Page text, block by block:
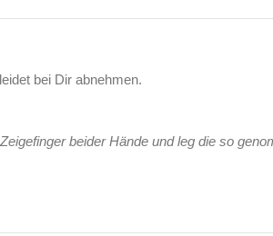
bei Dir abnehmen.
beider Hände und leg die so